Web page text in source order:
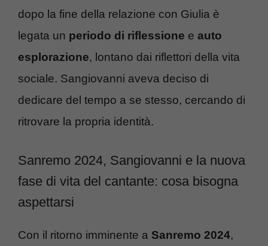
dopo la fine della relazione con Giulia è
legata un periodo di riflessione e auto
esplorazione, lontano dai riflettori della vita
sociale. Sangiovanni aveva deciso di
dedicare del tempo a se stesso, cercando di
ritrovare la propria identità.
Sanremo 2024, Sangiovanni e la nuova
fase di vita del cantante: cosa bisogna
aspettarsi
Con il ritorno imminente a Sanremo 2024,